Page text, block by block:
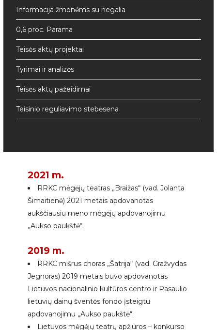
Informacija žmonėms su negalia
0,6 proc. Parama
Teisės aktų projektai
Tyrimai ir analizės
Teisės aktų pažeidimai
Teisinio reguliavimo stebėsena
2021 m.
RRKC mėgėjų teatras „Braižas“ (vad. Jolanta
Šimaitienė) 2021 metais apdovanotas
aukščiausiu meno mėgėjų apdovanojimu
„Aukso paukštė“.
2019 m.
RRKC mišrus choras „Šatrija“ (vad. Gražvydas
Jegnoras) 2019 metais buvo apdovanotas
Lietuvos nacionalinio kultūros centro ir Pasaulio
lietuvių dainų šventės fondo įsteigtu
apdovanojimu „Aukso paukštė“.
Lietuvos mėgėjų teatrų apžiūros – konkurso